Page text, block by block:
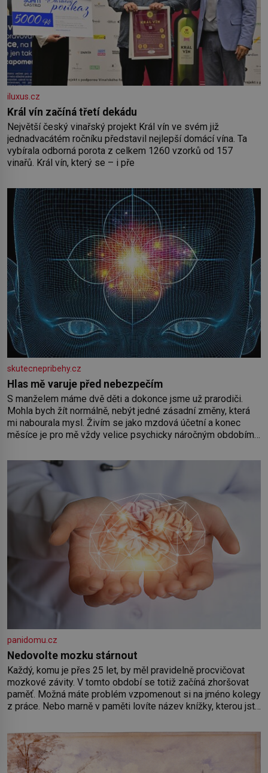
iluxus.cz
Král vín začíná třetí dekádu
Největší český vinařský projekt Král vín ve svém již
jednadvacátém ročníku představil nejlepší domácí vína. Ta
vybírala odborná porota z celkem 1260 vzorků od 157
vinařů. Král vín, který se – i pře
skutecnepribehy.cz
Hlas mě varuje před nebezpečím
S manželem máme dvě děti a dokonce jsme už prarodiči.
Mohla bych žít normálně, nebýt jedné zásadní změny, která
mi nabourala mysl. Živím se jako mzdová účetní a konec
měsíce je pro mě vždy velice psychicky náročným obdobím.
o pomoc, co se hlídání týče. Dalo by se
panidomu.cz
Nedovolte mozku stárnout
Každý, komu je přes 25 let, by měl pravidelně procvičovat
mozkové závity. V tomto období se totiž začíná zhoršovat
paměť. Možná máte problém vzpomenout si na jméno kolegy
z práce. Nebo marně v paměti lovíte název knížky, kterou jste
paměť rozhodla stávkovat. Cvičte